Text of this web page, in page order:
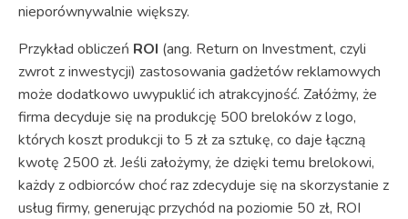
nieporównywalnie większy.
Przykład obliczeń ROI (ang. Return on Investment, czyli
zwrot z inwestycji) zastosowania gadżetów reklamowych
może dodatkowo uwypuklić ich atrakcyjność. Załóżmy, że
firma decyduje się na produkcję 500 breloków z logo,
których koszt produkcji to 5 zł za sztukę, co daje łączną
kwotę 2500 zł. Jeśli założymy, że dzięki temu brelokowi,
każdy z odbiorców choć raz zdecyduje się na skorzystanie z
usług firmy, generując przychód na poziomie 50 zł, ROI